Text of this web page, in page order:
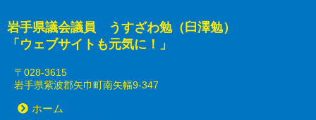
岩手県議会議員 うすざわ勉（臼澤勉）
「ウェブサイトも元気に！」
〒028-3615
岩手県紫波郡矢巾町南矢幅9-347
ホーム